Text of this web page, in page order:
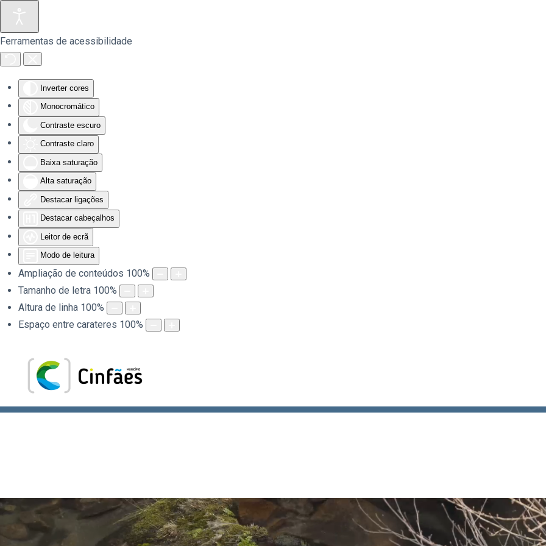
Ferramentas de acessibilidade
Inverter cores
Monocromático
Contraste escuro
Contraste claro
Baixa saturação
Alta saturação
Destacar ligações
Destacar cabeçalhos
Leitor de ecrã
Modo de leitura
Ampliação de conteúdos 100%
Tamanho de letra 100%
Altura de linha 100%
Espaço entre carateres 100%
Saltar para o conteúdo principal
.